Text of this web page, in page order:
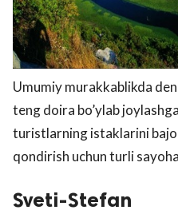
Umumiy murakkablikda
teng doira bo’ylab
turistlarning istaklarini
qondirish uchun turli
Sveti-Stefan